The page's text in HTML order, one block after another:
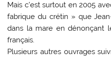
Mais c’est surtout en 2005
fabrique du crétin » que
dans la mare en dénonçant
français.
Plusieurs autres ouvrages